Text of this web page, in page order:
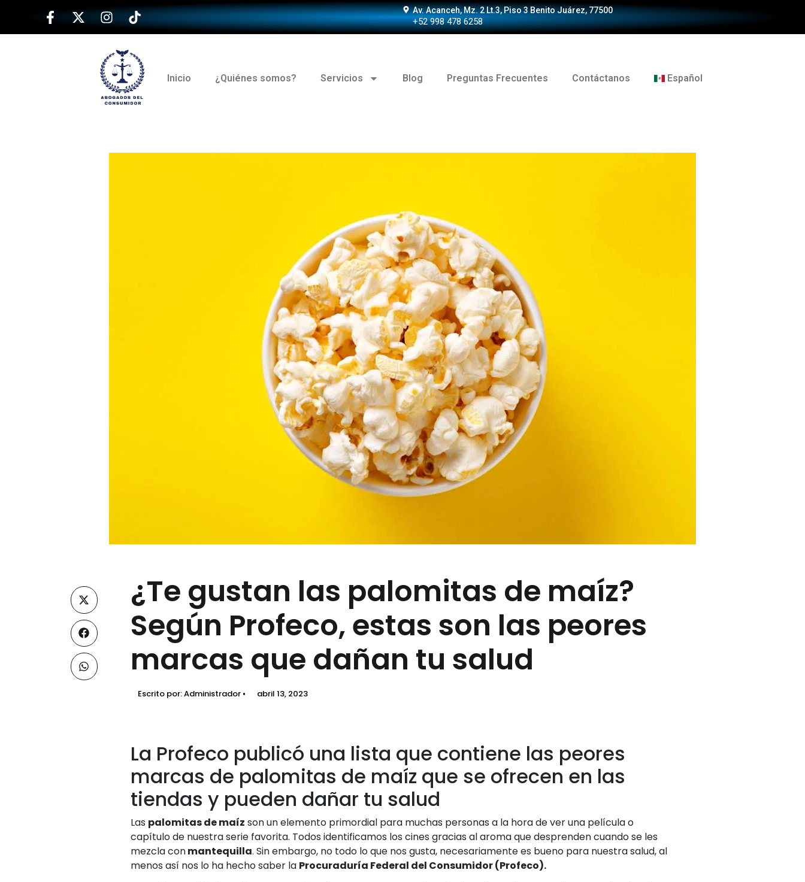
Av. Acanceh, Mz. 2 Lt.3, Piso 3 Benito Juárez, 77500
+52 998 478 6258
Inicio ¿Quiénes somos? Servicios Blog Preguntas Frecuentes Contáctanos Español
¿Te gustan las palomitas de maíz?
Según Profeco, estas son las peores
marcas que dañan tu salud
Escrito por:Administrador abril 13, 2023
La Profeco publicó una lista que contiene las peores
marcas de palomitas de maíz que se ofrecen en las
tiendas y pueden dañar tu salud
Las palomitas de maíz son un elemento primordial para muchas personas a la hora de ver una película o
capítulo de nuestra serie favorita. Todos identificamos los cines gracias al aroma que desprenden cuando se les
mezcla conmantequilla. Sin embargo, no todo lo que nos gusta, necesariamente es bueno para nuestra salud, al
menos así nos lo ha hecho saber la Procuraduría Federal del Consumidor (Profeco).